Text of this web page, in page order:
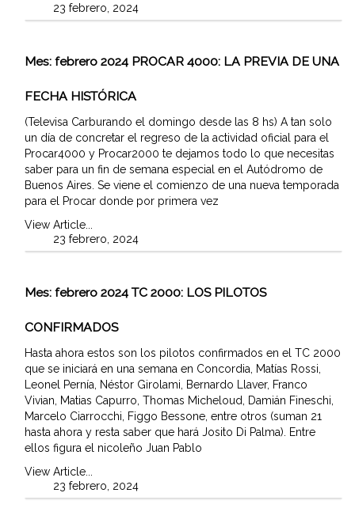
23 febrero, 2024
Mes: febrero 2024 PROCAR 4000: LA PREVIA DE UNA
FECHA HISTÓRICA
(Televisa Carburando el domingo desde las 8 hs) A tan solo
un día de concretar el regreso de la actividad oficial para el
Procar4000 y Procar2000 te dejamos todo lo que necesitas
saber para un fin de semana especial en el Autódromo de
Buenos Aires. Se viene el comienzo de una nueva temporada
para el Procar donde por primera vez
View Article...
23 febrero, 2024
Mes: febrero 2024 TC 2000: LOS PILOTOS
CONFIRMADOS
Hasta ahora estos son los pilotos confirmados en el TC 2000
que se iniciará en una semana en Concordia, Matías Rossi,
Leonel Pernía, Néstor Girolami, Bernardo Llaver, Franco
Vivian, Matias Capurro, Thomas Micheloud, Damián Fineschi,
Marcelo Ciarrocchi, Figgo Bessone, entre otros (suman 21
hasta ahora y resta saber que hará Josito Di Palma). Entre
ellos figura el nicoleño Juan Pablo
View Article...
23 febrero, 2024